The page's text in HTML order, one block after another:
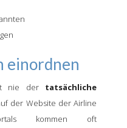
einordnen
nie der tatsächliche
der Website der Airline
kommen oft